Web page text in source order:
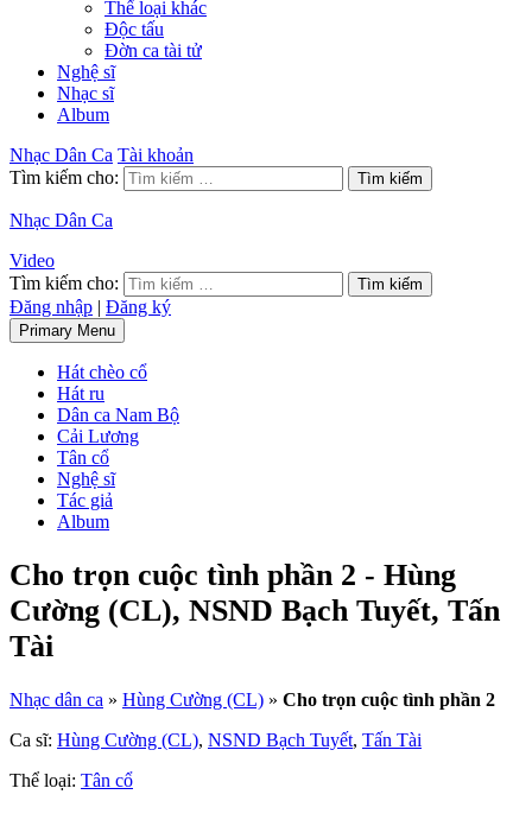
Thể loại khác
Độc tấu
Đờn ca tài tử
Nghệ sĩ
Nhạc sĩ
Album
Nhạc Dân Ca Tài khoản
Tìm kiếm cho:
Nhạc Dân Ca
Video
Tìm kiếm cho:
Đăng nhập | Đăng ký
Primary Menu
Hát chèo cổ
Hát ru
Dân ca Nam Bộ
Cải Lương
Tân cổ
Nghệ sĩ
Tác giả
Album
Cho trọn cuộc tình phần 2 - Hùng
Cường (CL), NSND Bạch Tuyết, Tấn
Tài
Nhạc dân ca » Hùng Cường (CL) » Cho trọn cuộc tình phần 2
Ca sĩ: Hùng Cường (CL), NSND Bạch Tuyết, Tấn Tài
Thể loại: Tân cổ